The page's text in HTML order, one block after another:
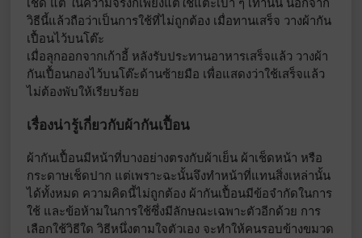
วิธีนี้แล้วถือว่าเป็นการใช้ที่ไม่ถูกต้อง เมื่อทานเสร็จ วางผ้ากัน
เปื้อนไว้บนโต๊ะ
เมื่อลุกออกจากเก้าอี้ หลังรับประทานอาหารเสร็จแล้ว วางผ้า
กันเปื้อนกองไว้บนโต๊ะด้านซ้ายมือ เพื่อแสดงว่าใช้เสร็จแล้ว
ไม่ต้องพับให้เรียบร้อย
เรื่องน่ารู้เกี่ยวกับผ้ากันเปื้อน
ผ้ากันเปื้อนมีหน้าที่บางอย่างตรงกับผ้าเย็น ผ้าเช็ดหน้า หรือ
กระดาษเช็ดปาก แต่เพราะฉะนั้นจึงทำหน้าที่แทนสิ่งเหล่านั้น
ได้ทั้งหมด ความคิดนี้ไม่ถูกต้อง ผ้ากันเปื้อนมีข้อจำกัดในการ
ใช้ และข้อห้ามในการใช้ซึ่งมีลักษณะเฉพาะตัวอีกด้วย การ
เลือกใช้วิธีใด วิธีหนึ่งตามใจตัวเอง จะทำให้คนรอบข้างขมวด